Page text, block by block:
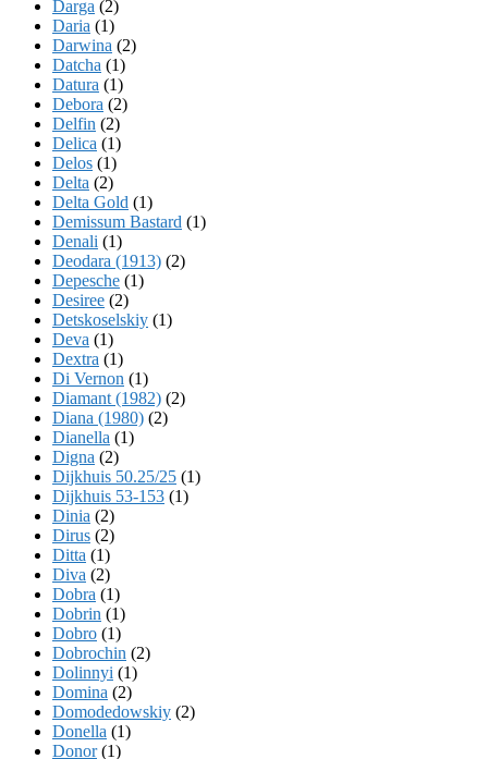
Darga (2)
Daria (1)
Darwina (2)
Datcha (1)
Datura (1)
Debora (2)
Delfin (2)
Delica (1)
Delos (1)
Delta (2)
Delta Gold (1)
Demissum Bastard (1)
Denali (1)
Deodara (1913) (2)
Depesche (1)
Desiree (2)
Detskoselskiy (1)
Deva (1)
Dextra (1)
Di Vernon (1)
Diamant (1982) (2)
Diana (1980) (2)
Dianella (1)
Digna (2)
Dijkhuis 50.25/25 (1)
Dijkhuis 53-153 (1)
Dinia (2)
Dirus (2)
Ditta (1)
Diva (2)
Dobra (1)
Dobrin (1)
Dobro (1)
Dobrochin (2)
Dolinnyi (1)
Domina (2)
Domodedowskiy (2)
Donella (1)
Donor(1)